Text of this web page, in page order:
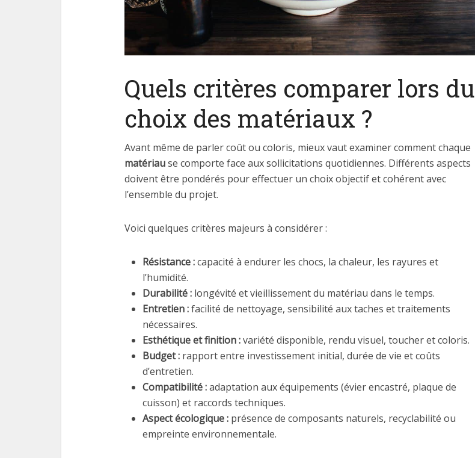
Quels critères comparer lors du
choix des matériaux ?
Avant même de parler coût ou coloris, mieux vaut examiner comment chaque
matériause comporte face aux sollicitations quotidiennes. Différents aspects
doivent être pondérés pour effectuer un choix objectif et cohérent avec
l’ensemble du projet.
Voici quelques critères majeurs à considérer :
Résistance :capacité à endurer les chocs, la chaleur, les rayures et
l’humidité.
Durabilité : longévité et vieillissement du matériau dans le temps.
Entretien :facilité de nettoyage, sensibilité aux taches et traitements
nécessaires.
Esthétique et finition :variété disponible, rendu visuel, toucher et coloris.
Budget : rapport entre investissement initial, durée de vie et coûts
d’entretien.
Compatibilité :adaptation aux équipements (évier encastré, plaque de
cuisson) et raccords techniques.
Aspect écologique : présence de composants naturels, recyclabilité ou
empreinte environnementale.